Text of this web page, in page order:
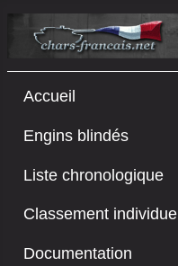
Accueil
Engins blindés
Liste chronologique
Classement individuel
Documentation